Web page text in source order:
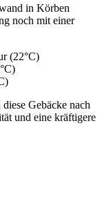
in Körben
noch mit einer
(22°C)
Gebäcke nach
und eine kräftigere